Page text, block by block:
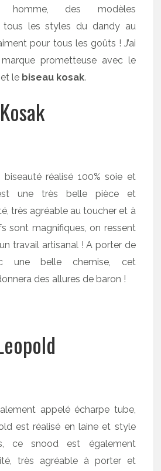
homme, des modèles
tous les styles du dandy au
pour tous les goûts ! J’ai
prometteuse avec le
et le biseau kosak.
biseauté réalisé 100% soie et
une très belle pièce et
très agréable au toucher et à
sont magnifiques, on ressent
travail artisanal ! A porter de
une belle chemise, cet
des allures de baron !
appelé écharpe tube,
est réalisé en laine et style
ce snood est également
très agréable à porter et